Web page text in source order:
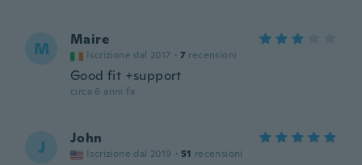
M Maire
Iscrizione dal 2017 · 7 recensioni
Good fit +support
circa 6 anni fa
J John
Iscrizione dal 2019 · 51 recensioni